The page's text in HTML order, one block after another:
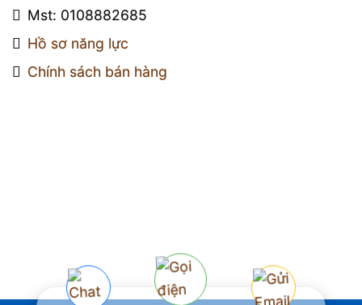
Mst: 0108882685
Hồ sơ năng lực
Chính sách bán hàng